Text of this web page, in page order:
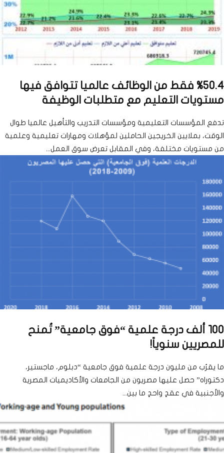
%50.4 فقط من الوظائف عالميا تتوافق فيها
مستويات التعليم مع متطلبات الوظيفة
تدفع المؤسسات التعليمية ومؤسسات التدريب والتأهيل عالميا طوال
الوقت، بملايين الخريجين الحاملين لمؤهلات ومهارات تعليمية وعلمية
من مستويات مختلفة، وفي المقابل تعرض سوق العمل...
100 ألف درجة علمية “فوق جامعية” تُمنح
للمصريين سنوياً!
ما يقرُب من مليون درجة علمية فوق جامعية “دبلوم، ماجستير،
دكتوراه” حصل عليها مصريون من الجامعات والأكاديميات المصرية
والأجنبية في عقدٍ واحدٍ ما بين...